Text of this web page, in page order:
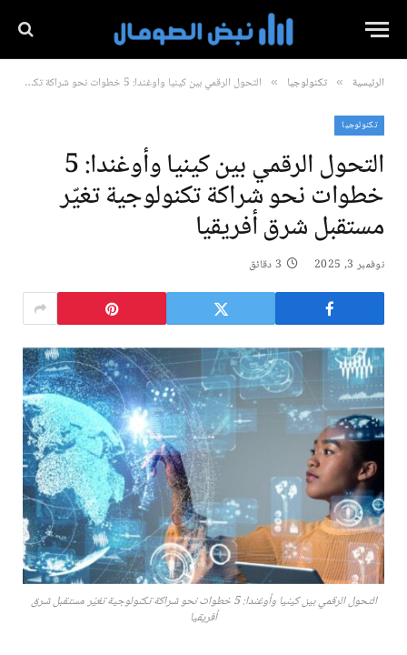
الرئيسية » تكنولوجيا » التحول الرقمي بين كينيا وأوغندا: 5 خطوات نحو شراكة تكنولوجية تغيّر مستقبل شرق أفريقيا
تكنولوجيا
التحول الرقمي بين كينيا وأوغندا: 5
خطوات نحو شراكة تكنولوجية تغيّر
مستقبل شرق أفريقيا
نوفمبر 3, 2025 3 دقائق
التحول الرقمي بين كينيا وأوغندا: 5 خطوات نحو شراكة تكنولوجية تغيّر مستقبل شرق
أفريقيا